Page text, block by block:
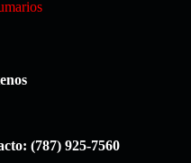
(787) 925-7560